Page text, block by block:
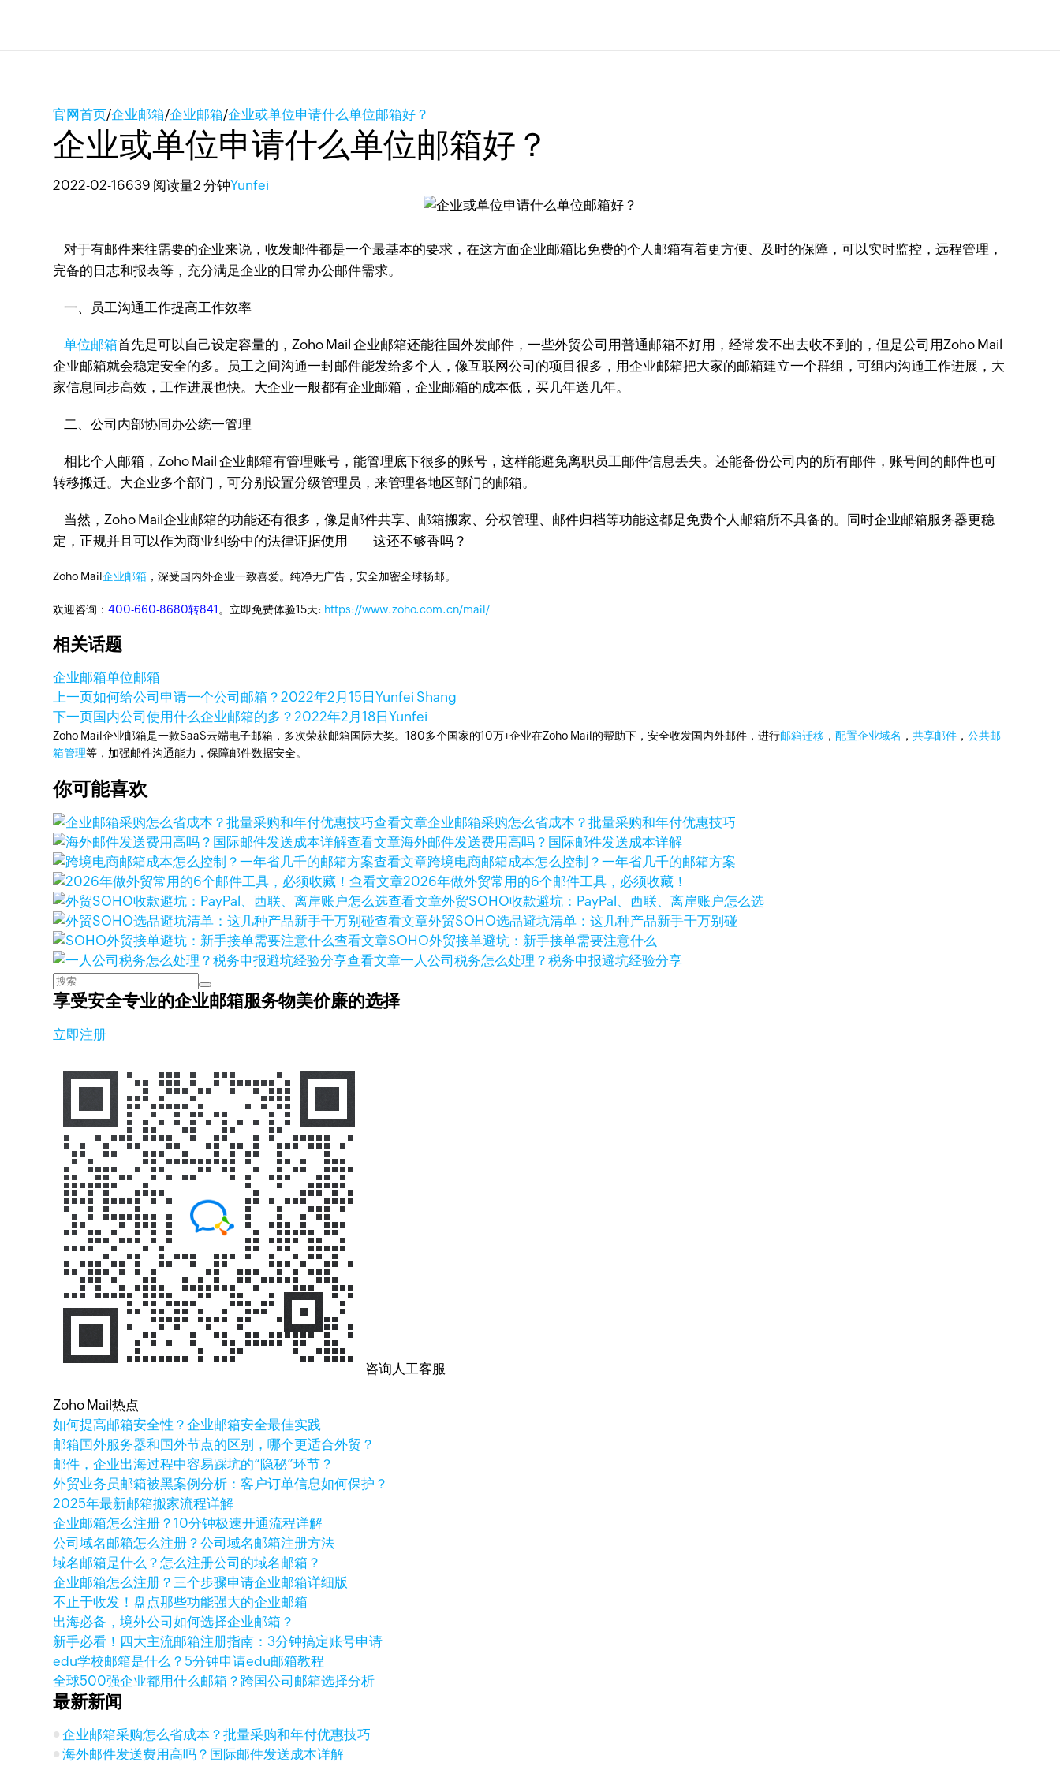
官网首页/企业邮箱/企业邮箱/企业或单位申请什么单位邮箱好？
企业或单位申请什么单位邮箱好？
2022-02-16639 阅读量2 分钟Yunfei
对于有邮件来往需要的企业来说，收发邮件都是一个最基本的要求，在这方面企业邮箱比免费的个人邮箱有着更方便、及时的保障，可以实时监控，远程管理，
完备的日志和报表等，充分满足企业的日常办公邮件需求。
一、员工沟通工作提高工作效率
单位邮箱首先是可以自己设定容量的，Zoho Mail 企业邮箱还能往国外发邮件，一些外贸公司用普通邮箱不好用，经常发不出去收不到的，但是公司用Zoho Mail
企业邮箱就会稳定安全的多。员工之间沟通一封邮件能发给多个人，像互联网公司的项目很多，用企业邮箱把大家的邮箱建立一个群组，可组内沟通工作进展，大
家信息同步高效，工作进展也快。大企业一般都有企业邮箱，企业邮箱的成本低，买几年送几年。
二、公司内部协同办公统一管理
相比个人邮箱，Zoho Mail 企业邮箱有管理账号，能管理底下很多的账号，这样能避免离职员工邮件信息丢失。还能备份公司内的所有邮件，账号间的邮件也可
转移搬迁。大企业多个部门，可分别设置分级管理员，来管理各地区部门的邮箱。
当然，Zoho Mail企业邮箱的功能还有很多，像是邮件共享、邮箱搬家、分权管理、邮件归档等功能这都是免费个人邮箱所不具备的。同时企业邮箱服务器更稳
定，正规并且可以作为商业纠纷中的法律证据使用——这还不够香吗？
Zoho Mail企业邮箱 ，深受国内外企业一致喜爱。纯净无广告，安全加密全球畅邮。
欢迎咨询：400-660-8680转841 。立即免费体验15天: https://www.zoho.com.cn/mail/
相关话题
企业邮箱单位邮箱
上一页如何给公司申请一个公司邮箱？2022年2月15日Yunfei Shang
下一页国内公司使用什么企业邮箱的多？2022年2月18日Yunfei
Zoho Mail企业邮箱是一款SaaS云端电子邮箱，多次荣获邮箱国际大奖。180多个国家的10万+企业在Zoho Mail的帮助下，安全收发国内外邮件，进行邮箱迁移 ，配置企业域名 ，共享邮件 ，公共邮
箱管理等，加强邮件沟通能力，保障邮件数据安全。
你可能喜欢
查看文章企业邮箱采购怎么省成本？批量采购和年付优惠技巧
查看文章海外邮件发送费用高吗？国际邮件发送成本详解
查看文章跨境电商邮箱成本怎么控制？一年省几千的邮箱方案
查看文章2026年做外贸常用的6个邮件工具，必须收藏！
查看文章外贸SOHO收款避坑：PayPal、西联、离岸账户怎么选
查看文章外贸SOHO选品避坑清单：这几种产品新手千万别碰
查看文章SOHO外贸接单避坑：新手接单需要注意什么
查看文章一人公司税务怎么处理？税务申报避坑经验分享
享受安全专业的企业邮箱服务物美价廉的选择
立即注册
咨询人工客服
Zoho Mail热点
如何提高邮箱安全性？企业邮箱安全最佳实践
邮箱国外服务器和国外节点的区别，哪个更适合外贸？
邮件，企业出海过程中容易踩坑的“隐秘”环节？
外贸业务员邮箱被黑案例分析：客户订单信息如何保护？
2025年最新邮箱搬家流程详解
企业邮箱怎么注册？10分钟极速开通流程详解
公司域名邮箱怎么注册？公司域名邮箱注册方法
域名邮箱是什么？怎么注册公司的域名邮箱？
企业邮箱怎么注册？三个步骤申请企业邮箱详细版
不止于收发！盘点那些功能强大的企业邮箱
出海必备，境外公司如何选择企业邮箱？
新手必看！四大主流邮箱注册指南：3分钟搞定账号申请
edu学校邮箱是什么？5分钟申请edu邮箱教程
全球500强企业都用什么邮箱？跨国公司邮箱选择分析
最新新闻
企业邮箱采购怎么省成本？批量采购和年付优惠技巧
海外邮件发送费用高吗？国际邮件发送成本详解